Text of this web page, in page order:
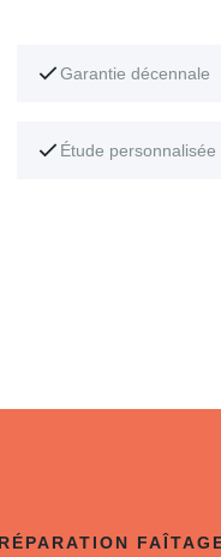
Garantie décennale
Étude personnalisée
RÉPARATION